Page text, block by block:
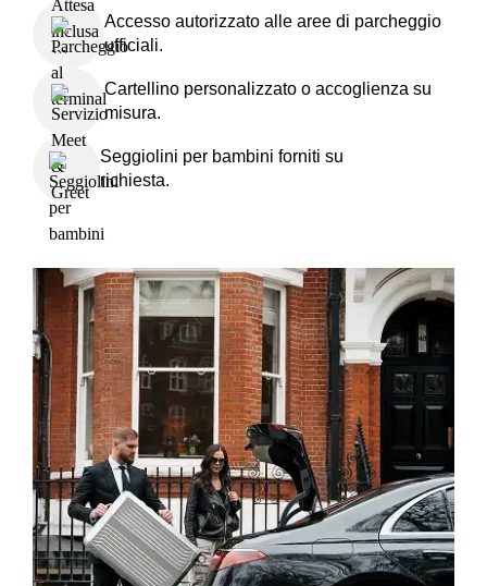
Accesso autorizzato alle aree di parcheggio
ufficiali.
Cartellino personalizzato o accoglienza su
misura.
Seggiolini per bambini forniti su
richiesta.